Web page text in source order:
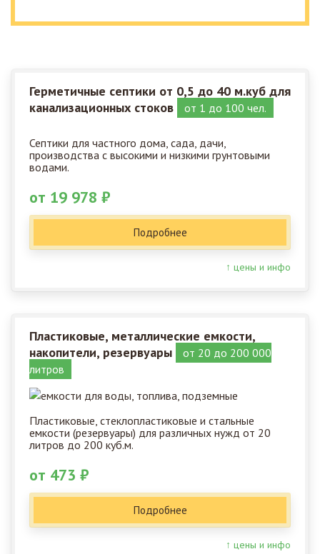
Герметичные септики от 0,5 до 40 м.куб для
канализационных стоков
от 1 до 100 чел.
Септики для частного дома, сада, дачи,
производства с высокими и низкими грунтовыми
водами.
от 19 978 ₽
Подробнее
↑ цены и инфо
Пластиковые, металлические емкости,
накопители, резервуары
от 20 до 200 000
литров
Пластиковые, стеклопластиковые и стальные
емкости (резервуары) для различных нужд от 20
литров до 200 куб.м.
от 473 ₽
Подробнее
↑ цены и инфо